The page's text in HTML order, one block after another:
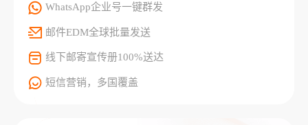
WhatsApp企业号一键群发
邮件EDM全球批量发送
线下邮寄宣传册100%送达
短信营销，多国覆盖